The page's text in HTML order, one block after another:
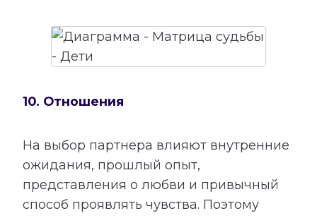
10. Отношения
На выбор партнера влияют внутренние
ожидания, прошлый опыт,
представления о любви и привычный
способ проявлять чувства. Поэтому